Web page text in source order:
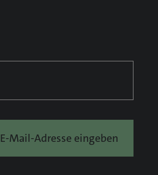
E-Mail-Adresse eingeben